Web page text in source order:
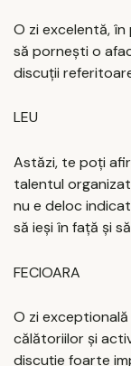
O zi excelentă, în
să pornești o
discuții
LEU
Astăzi, te poți
talentul
nu e deloc
să ieși în față și
FECIOARA
O zi
călătoriilor și
discuție foarte